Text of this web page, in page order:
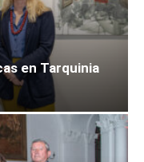
en Tarquinia